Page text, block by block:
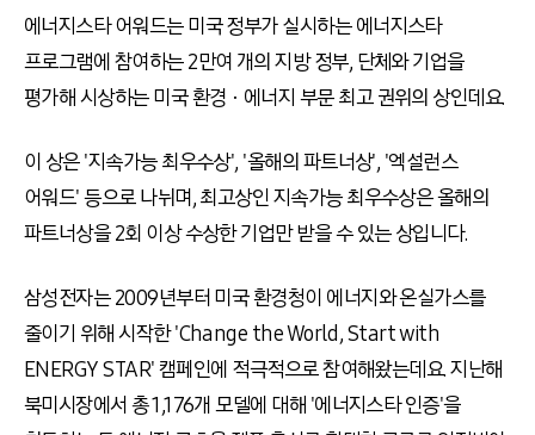
에너지스타 어워드는 미국 정부가 실시하는 에너지스타
프로그램에 참여하는 2만여 개의 지방 정부, 단체와 기업을
평가해 시상하는 미국 환경ㆍ에너지 부문 최고 권위의 상인데요.
이 상은 '지속가능 최우수상', '올해의 파트너상', '엑설런스
어워드' 등으로 나뉘며, 최고상인 지속가능 최우수상은 올해의
파트너상을 2회 이상 수상한 기업만 받을 수 있는 상입니다.
삼성전자는 2009년부터 미국 환경청이 에너지와 온실가스를
줄이기 위해 시작한 'Change the World, Start with
ENERGY STAR' 캠페인에 적극적으로 참여해왔는데요. 지난해
북미시장에서 총 1,176개 모델에 대해 '에너지스타 인증'을